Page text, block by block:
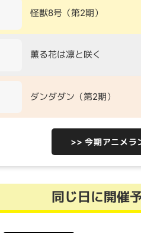
怪獣8号（第2期）
薫る花は凛と咲く
ダンダダン（第2期）
>> 今期アニメラ
同じ日に開催